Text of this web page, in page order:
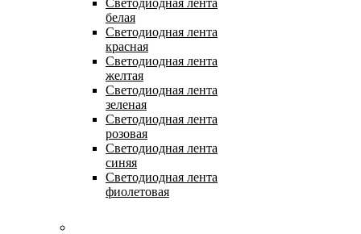
Светодиодная лента
белая
Светодиодная лента
красная
Светодиодная лента
желтая
Светодиодная лента
зеленая
Светодиодная лента
розовая
Светодиодная лента
синяя
Светодиодная лента
фиолетовая